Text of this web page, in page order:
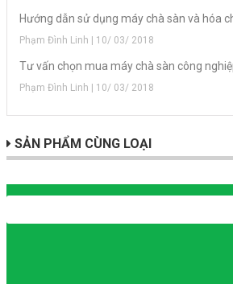
Hướng dẫn sử dụng máy chà sàn và hóa
Phạm Đình Linh | 10/ 03/ 2018
Tư vấn chọn mua máy chà sàn công
Phạm Đình Linh | 10/ 03/ 2018
SẢN PHẨM CÙNG LOẠI